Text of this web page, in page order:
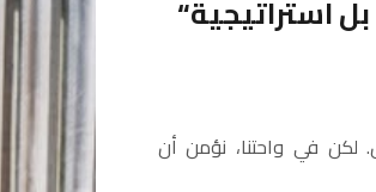
“واحتنا”… مكافحة الآفات ليست علاجًا فقط، بل استراتيجية
لكن في واحتنا، نؤمن أن